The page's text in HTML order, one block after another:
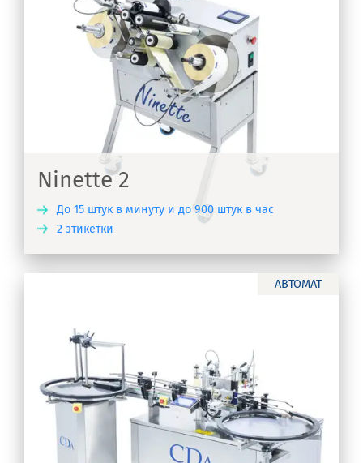
Ninette 2
До 15 штук в минуту и до 900 штук в час
2 этикетки
АВТОМАТ